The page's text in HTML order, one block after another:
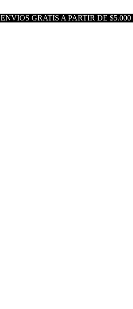
ENVIOS GRATIS A PARTIR DE